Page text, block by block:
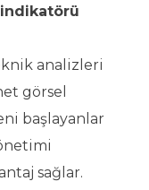
indikatörü
analizleri
görsel
başlayanlar
sağlar.